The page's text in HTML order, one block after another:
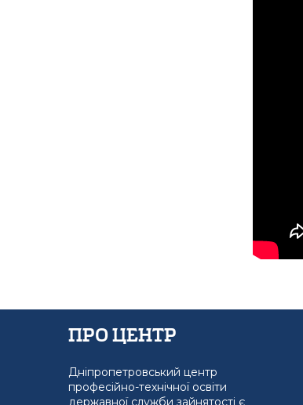
Про Центр
Дніпропетровський центр
професійно-технічної освіти
державної служби зайнятості є